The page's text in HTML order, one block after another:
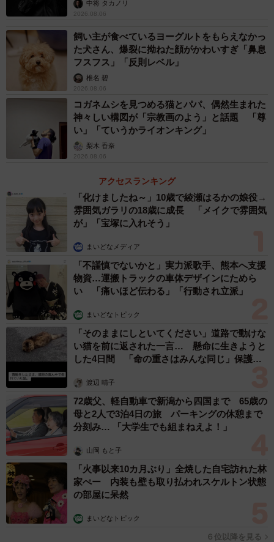
中将 タカノリ
2026.08.06
飼い主が食べているヨーグルトをもらえなかっ
た犬さん、爆裂に拗ねた顔がかわいすぎ「鼻息
フスフス」「反則レベル」
椎名 碧
2026.08.06
コガネムシを見つめる猫とパパ、偶然生まれた
神々しい構図が「宗教画のよう」と話題 「尊
い」「ていうかライオンキング」
梨木 香奈
2026.08.06
アクセスランキング
「化けましたね～」10歳で綾瀬はるかの娘役→
雰囲気ガラリの18歳に成長 「メイクで雰囲気
が」「宝塚に入れそう」
まいどなメディア
「不謹慎でないかと」実力派歌手、熊本へ支援
物資…運搬トラックの車体デザインにためら
い 「痛いほど伝わる」「行動され立派」
まいどなトピック
「そのままにしといてください」道路で動けな
い猫を前に返された一言… 懸命に生きようと
した4日間 「命の重さはみんな同じ」保護団
渡辺 晴子
72歳父、軽自動車で新潟から四国まで 65歳の
母と2人で3泊4日の旅 パーキングの休憩まで
分刻み… 「大学生でも組まねえよ！」
山岡 もと子
「火事以来10カ月ぶり」全焼した自宅訪れた林
家ぺー 内装も壁も取り払われスケルトン状態
の部屋に呆然
まいどなトピック
６位以降を見る